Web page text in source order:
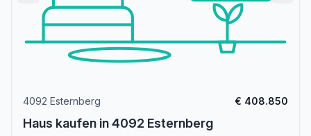
4092 Esternberg € 408.850
Haus kaufen in 4092 Esternberg